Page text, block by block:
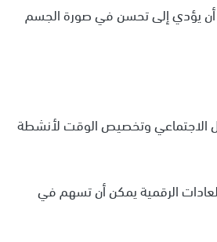
أن يؤدي إلى تحسن في صورة الجسم
الاجتماعي وتخصيص الوقت لأنشطة
الرقمية يمكن أن تسهم في